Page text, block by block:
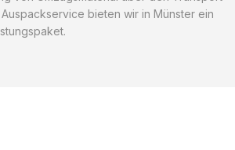
bieten wir in Münster ein